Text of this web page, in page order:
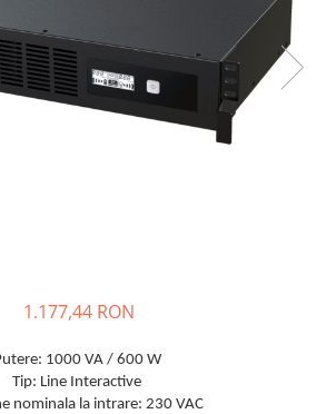
accesorii
1.177,44 RON
1000 VA / 600 W
Tip: Line Interactive
nominala la intrare: 230 VAC